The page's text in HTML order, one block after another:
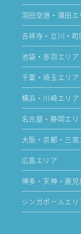
羽田空港・蒲田エ
吉祥寺・立川・
池袋・赤羽エリア
千葉・埼玉エリア
横浜・川崎エリア
名古屋・静岡エリ
大阪・京都・三宮
広島エリア
博多・天神・鹿児
シンガポールエリ